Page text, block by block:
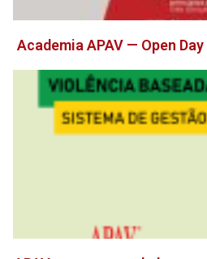
Academia APAV — Open